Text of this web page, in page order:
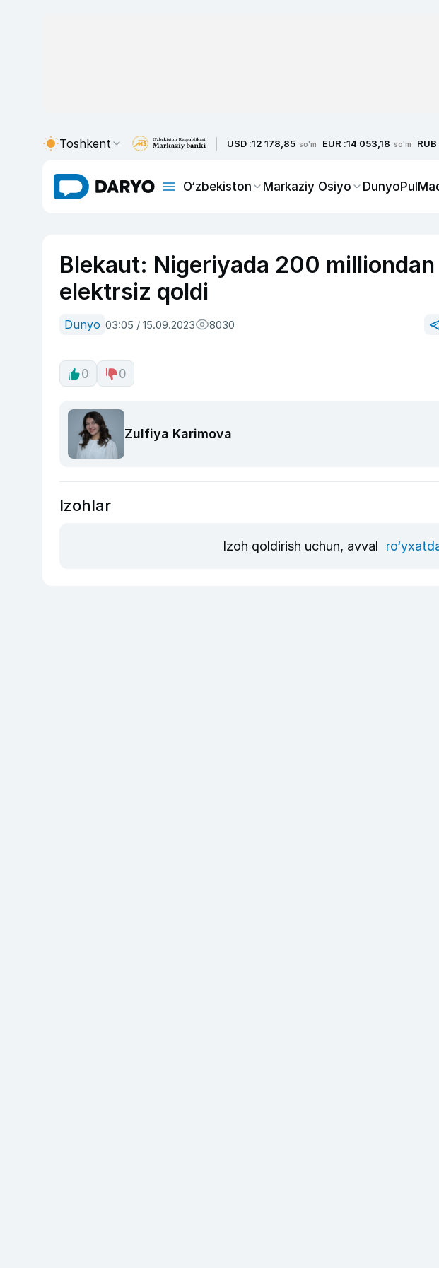
Toshkent USD :12 178,85 so'm EUR :14 053,18 so'm RUB
O‘zbekiston Markaziy Osiyo DunyoPul
Blekaut: Nigeriyada 200
elektrsiz qoldi
Dunyo 03:05 / 15.09.2023 8030
0 0
Zulfiya Karimova
Izohlar
Izoh qoldirish uchun, avval